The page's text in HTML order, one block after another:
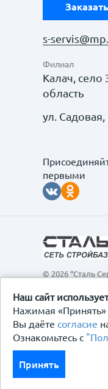
Наш сайт
Нажимая
Вы даёте согласие
Ознакомьтесь с
Принять
s-
Филиал
Калач,
область
ул. Садовая,
первыми
© 2026 “Сталь
интернет-сайт, а
ценах,
исключительно
каких условиях
определяемой
Договор-оферта